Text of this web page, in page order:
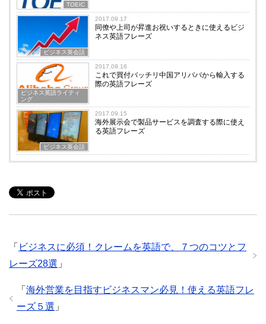
TOEIC
ビジネス英会話
2017.09.17
同僚や上司が昇進お祝いするときに使えるビジ
ネス英語フレーズ
ビジネス英語ライティ
ング
2017.09.16
これで買付バッチリ中国アリババから輸入する
際の英語フレーズ
ビジネス英会話
2017.09.15
海外展示会で製品サービスを調査する際に使え
る英語フレーズ
「 ビジネスに必須！クレームを英語で、７つのコツとフ
レーズ28選 」
「 海外営業を目指すビジネスマン必見！使える英語フレ
ーズ５選 」